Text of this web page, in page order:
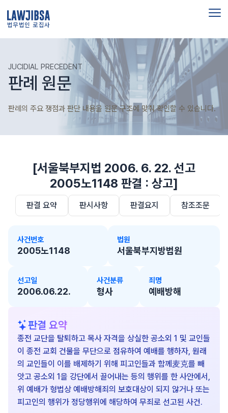
법무법인 로집사
JUCIDIAL PRECEDENT
판례 원문
판례의 주요 쟁점과 판단 내용을 원문 구조에 맞춰 확인할 수 있습니다.
[서울북부지법 2006. 6. 22. 선고
2005노1148 판결 : 상고]
판결 요약 판시사항 판결요지 참조조문
사건번호
2005노1148
법원
서울북부지방법원
선고일
2006.06.22.
사건분류
형사
죄명
예배방해
판결 요약
종전 교단을 탈퇴하고 목사 자격을 상실한 공소외 1 및 교인들
이 종전 교회 건물을 무단으로 점유하여 예배를 행하자, 원래
의 교인들이 이를 배제하기 위해 피고인들과 함께麦克를 빼
앗고 공소외 1을 강단에서 끌어내는 등의 행위를 한 사안에서,
위 예배가 형법상 예배방해죄의 보호대상이 되지 않거나 또는
피고인의 행위가 정당행위에 해당하여 무죄로 선고된 사건.